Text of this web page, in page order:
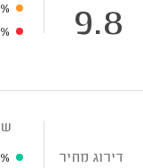
9.8
דירוג מחיר